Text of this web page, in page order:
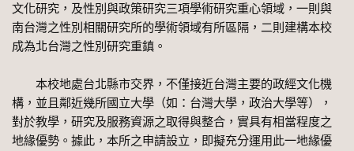
文化研究，及性別與政策研究三項學術研究重心領域，一則與
南台灣之性別相關研究所的學術領域有所區隔，二則建構本校
成為北台灣之性別研究重鎮。
本校地處台北縣市交界，不僅接近台灣主要的政經文化機
構，並且鄰近幾所國立大學（如：台灣大學，政治大學等），
對於教學，研究及服務資源之取得與整合，實具有相當程度之
地緣優勢。據此，本所之申請設立，即擬充分運用此一地緣優